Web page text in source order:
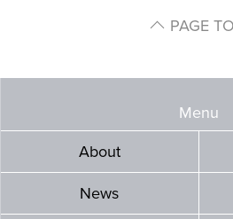
PAGE
Menu
About
News